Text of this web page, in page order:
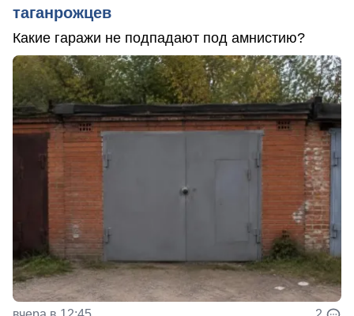
таганрожцев
Какие гаражи не подпадают под амнистию?